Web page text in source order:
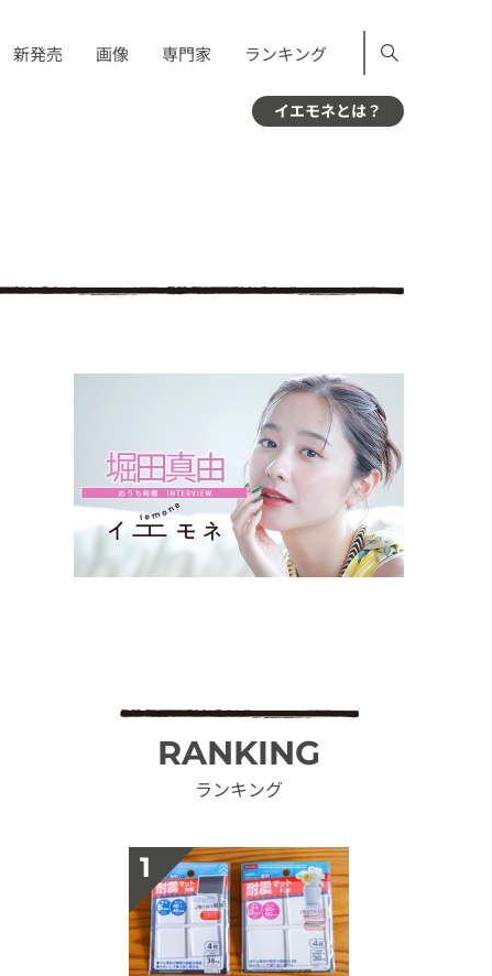
新発売 画像 専門家 ランキング
イエモネとは？
RANKING
ランキング